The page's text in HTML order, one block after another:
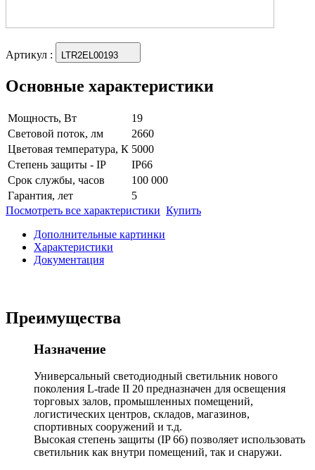
Артикул : LTR2EL00193
Основные характеристики
Мощность, Вт
19
Световой поток, лм
2660
Цветовая температура, К 5000
Степень защиты - IP
IP66
Срок службы, часов
100 000
Гарантия, лет
5
Посмотреть все характеристики Купить
Дополнительные картинки
Характеристики
Документация
Преимущества
Назначение
Универсальный светодиодный светильник нового
поколения L-trade II 20 предназначен для освещения
торговых залов, промышленных помещений,
логистических центров, складов, магазинов,
спортивных сооружений и т.д.
Высокая степень защиты (IP 66) позволяет использовать
светильник как внутри помещений, так и снаружи.